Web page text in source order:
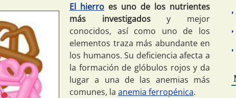
El hierro es uno de los nutrientes
más investigadosy mejor
conocidos, así como uno de los
elementos traza más abundante en
los humanos. Su deficiencia afecta a
la formación de glóbulos rojos y da
lugar a una de las anemias más
comunes, la anemia ferropénica.